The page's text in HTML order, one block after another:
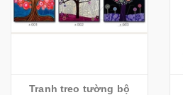
Tranh treo tường bộ